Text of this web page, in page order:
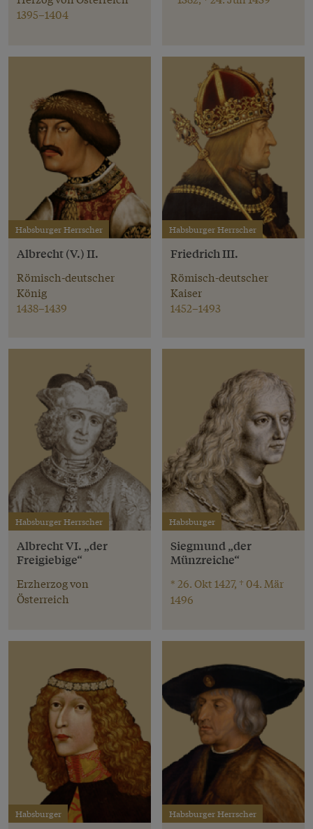
1395–1404
Habsburger Herrscher
Albrecht (V.) II.
Römisch-deutscher
König
1438–1439
Habsburger Herrscher
Friedrich III.
Römisch-deutscher
Kaiser
1452–1493
Habsburger Herrscher
Albrecht VI. „der
Freigiebige“
Erzherzog von
Österreich
Habsburger
Siegmund „der
Münzreiche“
* 26. Okt 1427, † 04. Mär
1496
Habsburger Habsburger Herrscher